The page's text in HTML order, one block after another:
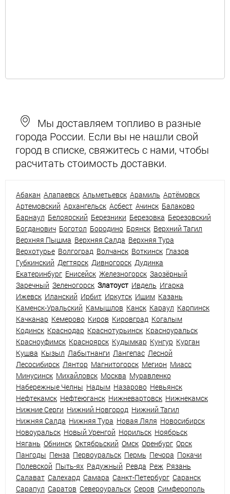
Мы доставляем топливо в разные
города России. Если вы не нашли свой
город в списке, свяжитесь с нами, чтобы
расчитать стоимость доставки.
Абакан Алапаевск Альметьевск Арамиль Артёмовск
Артемовский Архангельск Асбест Ачинск Балаково
Барнаул Белоярский Березники Березовка Березовский
Богданович Боготол Бородино Брянск Верхний Тагил
Верхняя Пышма Верхняя Салда Верхняя Тура
Верхотурье Волгоград Волчанск Воткинск Глазов
Губкинский Дегтярск Дивногорск Дудинка
Екатеринбург Енисейск Железногорск Заозёрный
Заречный Зеленогорск Златоуст Ивдель Игарка
Ижевск Иланский Ирбит Иркутск Ишим Казань
Каменск-Уральский Камышлов Канск Караул Карпинск
Качканар Кемерово Киров Кировград Когалым
Кодинск Краснодар Краснотурьинск Красноуральск
Красноуфимск Красноярск Кудымкар Кунгур Курган
Кушва Кызыл Лабытнанги Лангепас Лесной
Лесосибирск Лянтор Магнитогорск Мегион Миасс
Минусинск Михайловск Москва Муравленко
Набережные Челны Надым Назарово Невьянск
Нефтекамск Нефтеюганск Нижневартовск Нижнекамск
Нижние Серги Нижний Новгород Нижний Тагил
Нижняя Салда Нижняя Тура Новая Ляля Новосибирск
Новоуральск Новый Уренгой Норильск Ноябрьск
Нягань Обнинск Октябрьский Омск Оренбург Орск
Пангоды Пенза Первоуральск Пермь Печора Покачи
Полевской Пыть-ях Радужный Ревда Реж Рязань
Салават Салехард Самара Санкт-Петербург Саранск
Сарапул Саратов Североуральск Серов Симферополь